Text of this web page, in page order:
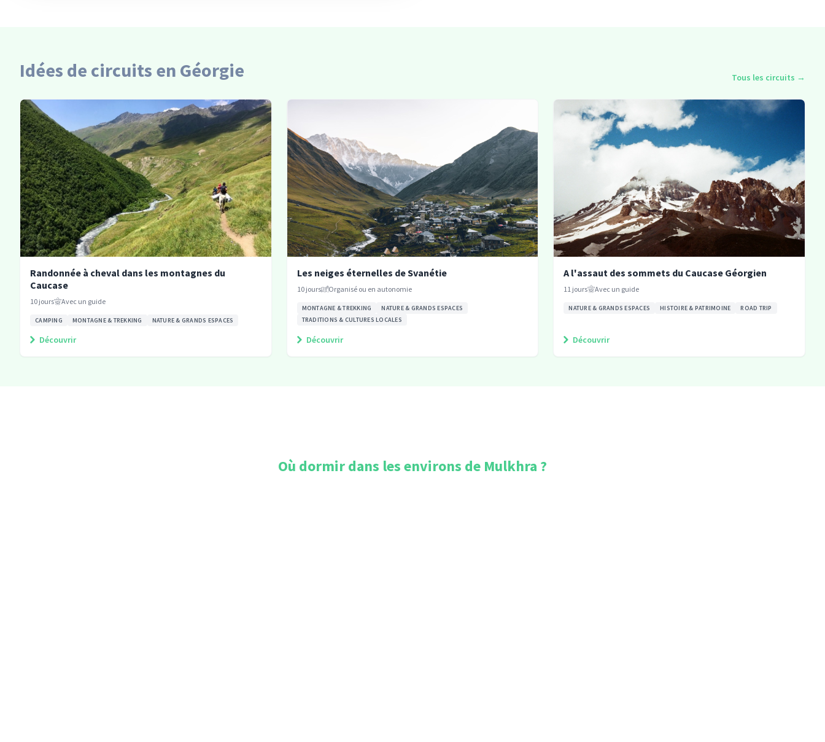
Idées de circuits en Géorgie Tous les circuits →
Randonnée à cheval dans les montagnes du
Caucase
10 jours Avec un guide
CAMPING MONTAGNE & TREKKING NATURE & GRANDS ESPACES
Découvrir
Les neiges éternelles de Svanétie
10 jours Organisé ou en autonomie
MONTAGNE & TREKKING
NATURE & GRANDS ESPACES
TRADITIONS & CULTURES LOCALES
Découvrir
A l'assaut des sommets du Caucase Géorgien
11 jours Avec un guide
NATURE & GRANDS ESPACES HISTOIRE & PATRIMOINE ROAD TRIP
Découvrir
Où dormir dans les environs de Mulkhra ?